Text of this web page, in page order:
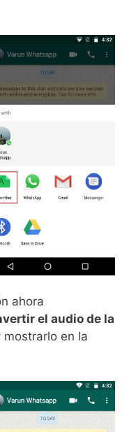
ahora
el audio de la
mostrarlo en la